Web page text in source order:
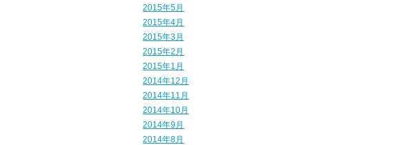
2015年5月
2015年4月
2015年3月
2015年2月
2015年1月
2014年12月
2014年11月
2014年10月
2014年9月
2014年8月